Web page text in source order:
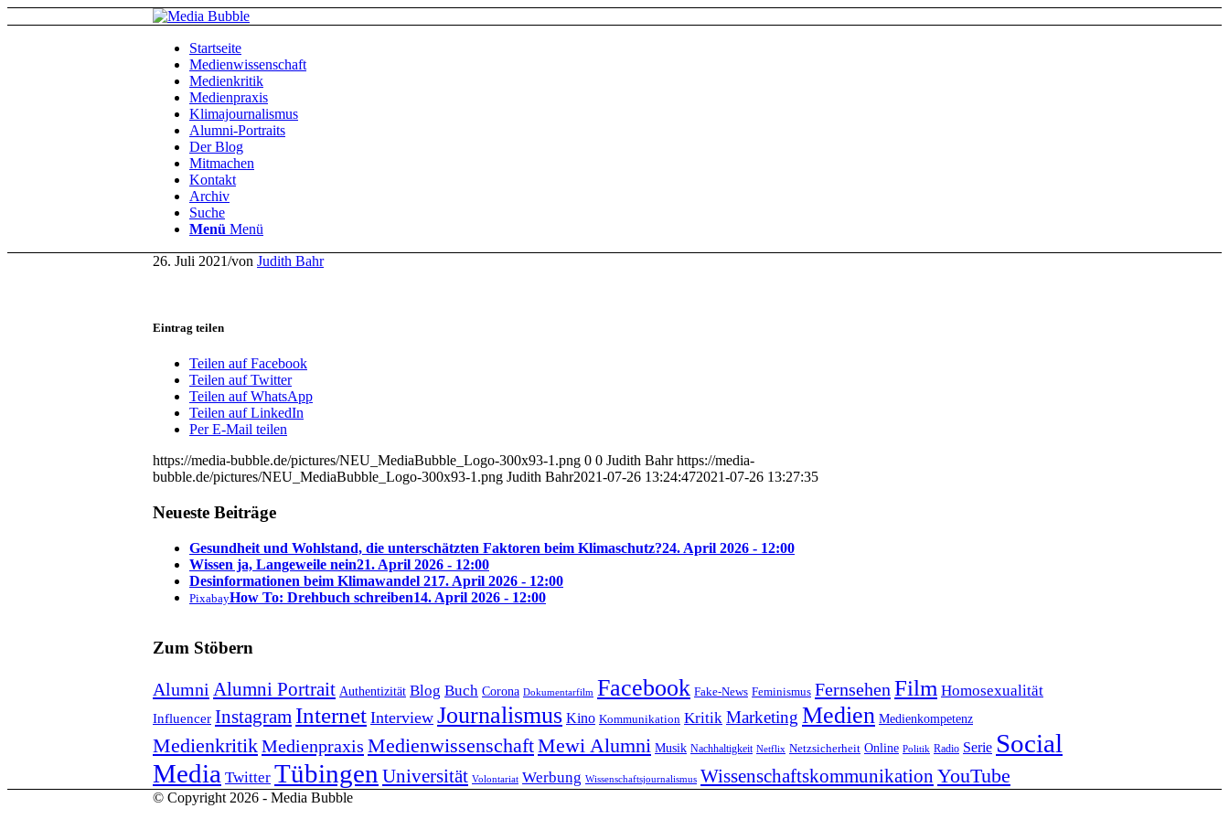
Startseite
Medienwissenschaft
Medienkritik
Medienpraxis
Klimajournalismus
Alumni-Portraits
Der Blog
Mitmachen
Kontakt
Archiv
Suche
Menü Menü
26. Juli 2021/von Judith Bahr
Eintrag teilen
Teilen auf Facebook
Teilen auf Twitter
Teilen auf WhatsApp
Teilen auf LinkedIn
Per E-Mail teilen
https://media-bubble.de/pictures/NEU_MediaBubble_Logo-300x93-1.png 0 0 Judith Bahr https://media-
bubble.de/pictures/NEU_MediaBubble_Logo-300x93-1.png Judith Bahr2021-07-26 13:24:472021-07-26 13:27:35
Neueste Beiträge
Gesundheit und Wohlstand, die unterschätzten Faktoren beim Klimaschutz?24. April 2026 - 12:00
Wissen ja, Langeweile nein21. April 2026 - 12:00
Desinformationen beim Klimawandel 217. April 2026 - 12:00
PixabayHow To: Drehbuch schreiben14. April 2026 - 12:00
Zum Stöbern
Alumni Alumni Portrait Authentizität Blog Buch Corona Dokumentarfilm Facebook Fake-News Feminismus Fernsehen Film Homosexualität
Influencer Instagram Internet Interview Journalismus Kino Kommunikation Kritik Marketing Medien Medienkompetenz
MedienkritikMedienpraxis MedienwissenschaftMewi Alumni Musik Nachhaltigkeit Netflix Netzsicherheit Online Politik Radio Serie Social
Media Twitter Tübingen Universität Volontariat Werbung Wissenschaftsjournalismus Wissenschaftskommunikation YouTube
© Copyright 2026 - Media Bubble